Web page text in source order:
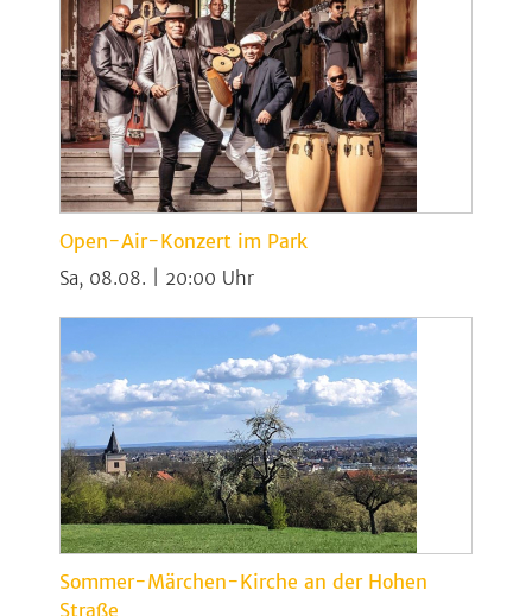
Open-Air-Konzert im Park
Sa, 08.08. | 20:00
Sommer-Märchen-Kirche an der Hohen
Straße